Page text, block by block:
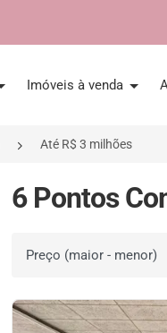
Imóveis à venda
Até R$ 3 milhões
6 Pontos
Ordenar por